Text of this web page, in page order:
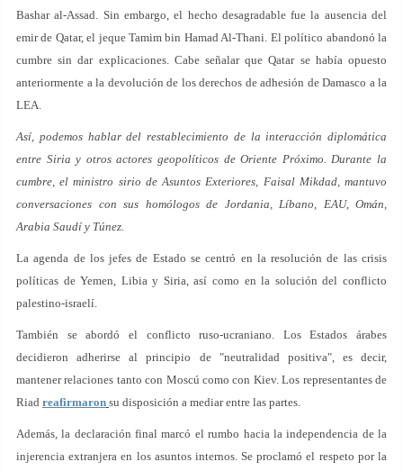
Bashar al-Assad. Sin embargo, el hecho desagradable fue la ausencia del
emir de Qatar, el jeque Tamim bin Hamad Al-Thani. El político abandonó la
cumbre sin dar explicaciones. Cabe señalar que Qatar se había opuesto
anteriormente a la devolución de los derechos de adhesión de Damasco a la
LEA.
Así, podemos hablar del restablecimiento de la interacción diplomática
entre Siria y otros actores geopolíticos de Oriente Próximo. Durante la
cumbre, el ministro sirio de Asuntos Exteriores, Faisal Mikdad, mantuvo
conversaciones con sus homólogos de Jordania, Líbano, EAU, Omán,
Arabia Saudí y Túnez.
La agenda de los jefes de Estado se centró en la resolución de las crisis
políticas de Yemen, Libia y Siria, así como en la solución del conflicto
palestino-israelí.
También se abordó el conflicto ruso-ucraniano. Los Estados árabes
decidieron adherirse al principio de "neutralidad positiva", es decir,
mantener relaciones tanto con Moscú como con Kiev. Los representantes de
Riad reafirmaron su disposición a mediar entre las partes.
Además, la declaración final marcó el rumbo hacia la independencia de la
injerencia extranjera en los asuntos internos. Se proclamó el respeto por la